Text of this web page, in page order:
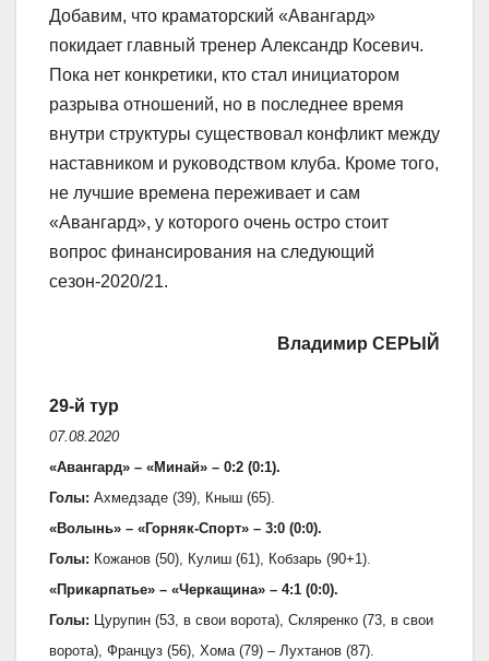
Добавим, что краматорский «Авангард»
покидает главный тренер Александр Косевич.
Пока нет конкретики, кто стал инициатором
разрыва отношений, но в последнее время
внутри структуры существовал конфликт между
наставником и руководством клуба. Кроме того,
не лучшие времена переживает и сам
«Авангард», у которого очень остро стоит
вопрос финансирования на следующий
сезон-2020/21.
Владимир СЕРЫЙ
29-й тур
07.08.2020
«Авангард» – «Минай» – 0:2 (0:1).
Голы: Ахмедзаде (39), Кныш (65).
«Волынь» – «Горняк-Спорт» – 3:0 (0:0).
Голы: Кожанов (50), Кулиш (61), Кобзарь (90+1).
«Прикарпатье» – «Черкащина» – 4:1 (0:0).
Голы: Цурупин (53, в свои ворота), Скляренко (73, в свои
ворота), Француз (56), Хома (79) – Лухтанов (87).